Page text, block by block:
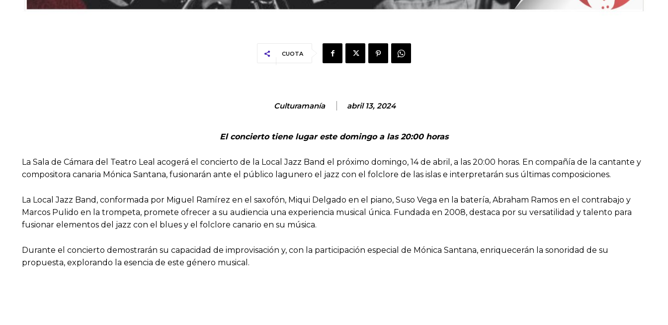
CUOTA
Culturamanía abril 13, 2024
El concierto tiene lugar este domingo a las 20:00 horas
La Sala de Cámara del Teatro Leal acogerá el concierto de la Local Jazz Band el próximo domingo, 14 de abril, a las 20:00 horas. En compañía de la cantante y
compositora canaria Mónica Santana, fusionarán ante el público lagunero el jazz con el folclore de las islas e interpretarán sus últimas composiciones.
La Local Jazz Band, conformada por Miguel Ramírez en el saxofón, Miqui Delgado en el piano, Suso Vega en la batería, Abraham Ramos en el contrabajo y
Marcos Pulido en la trompeta, promete ofrecer a su audiencia una experiencia musical única. Fundada en 2008, destaca por su versatilidad y talento para
fusionar elementos del jazz con el blues y el folclore canario en su música.
Durante el concierto demostrarán su capacidad de improvisación y, con la participación especial de Mónica Santana, enriquecerán la sonoridad de su
propuesta, explorando la esencia de este género musical.